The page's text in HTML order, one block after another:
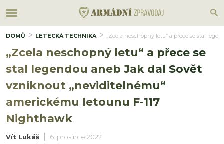
DOMŮ LETECKÁ TECHNIKA „Zcela neschopný letu“ a přece se stal
„Zcela neschopný letu“ a přece se
stal legendou aneb Jak dal Sovět
vzniknout „neviditelnému“
americkému letounu F-117
Nighthawk
Vít Lukáš 6. prosince 2022